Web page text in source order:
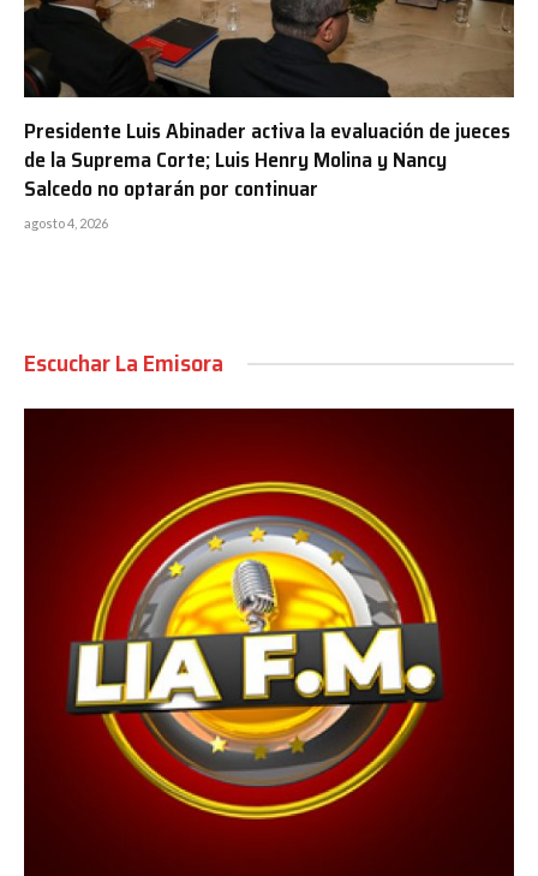
Presidente Luis Abinader activa la evaluación de jueces
de la Suprema Corte; Luis Henry Molina y Nancy
Salcedo no optarán por continuar
agosto 4, 2026
Escuchar La Emisora